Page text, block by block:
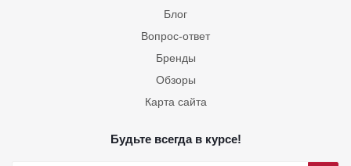
Блог
Вопрос-ответ
Бренды
Обзоры
Карта сайта
Будьте всегда в курсе!